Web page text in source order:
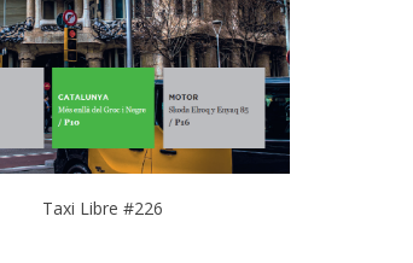
Taxi Libre #226